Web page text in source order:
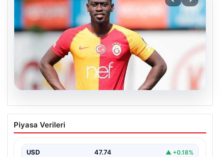
07.08.2026
Resmi imzayı attı! Ndiaye’nin yeni
adresi çok şaşırttı
Piyasa Verileri
USD 47.74 ▲ +0.18%